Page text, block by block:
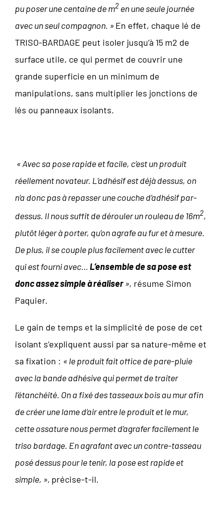
pu poser une centaine de m2 en une seule journée
avec un seul compagnon. » En effet, chaque lé de
TRISO-BARDAGE peut isoler jusqu’à 15 m2 de
surface utile, ce qui permet de couvrir une
grande superficie en un minimum de
manipulations, sans multiplier les jonctions de
lés ou panneaux isolants.
« Avec sa pose rapide et facile, c’est un produit
réellement novateur. L’adhésif est déjà dessus, on
n’a donc pas à repasser une couche d’adhésif par-
dessus. Il nous suffit de dérouler un rouleau de 16m2,
plutôt léger à porter, qu’on agrafe au fur et à mesure.
De plus, il se couple plus facilement avec le cutter
qui est fourni avec… L’ensemble de sa pose est
donc assez simple à réaliser», résume Simon
Paquier.
Le gain de temps et la simplicité de pose de cet
isolant s’expliquent aussi par sa nature-même et
sa fixation : « le produit fait office de pare-pluie
avec la bande adhésive qui permet de traiter
l’étanchéité. On a fixé des tasseaux bois au mur afin
de créer une lame d’air entre le produit et le mur,
cette ossature nous permet d’agrafer facilement le
triso bardage. En agrafant avec un contre-tasseau
posé dessus pour le tenir, la pose est rapide et
simple, », précise-t-il.